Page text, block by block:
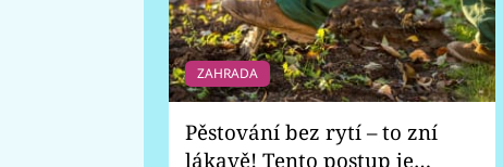
ZAHRADA
Pěstování bez rytí – to zní
lákavě! Tento postup je